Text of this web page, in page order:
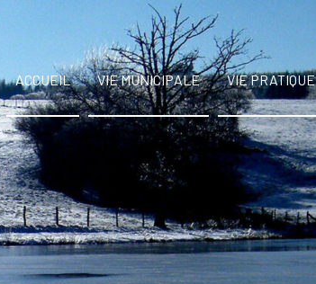
ACCUEIL VIE MUNICIPALE VIE PRATIQUE